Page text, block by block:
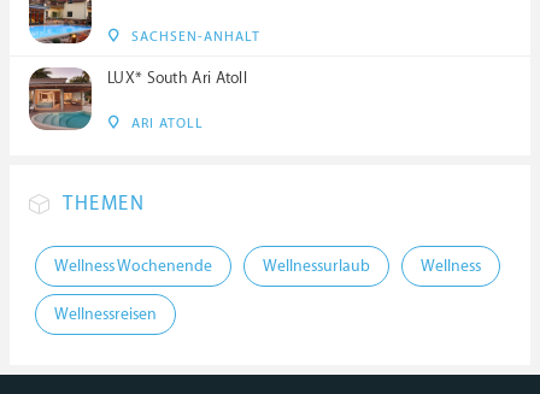
SACHSEN-ANHALT
LUX* South Ari Atoll
ARI ATOLL
THEMEN
Wellness Wochenende Wellnessurlaub Wellness
Wellnessreisen